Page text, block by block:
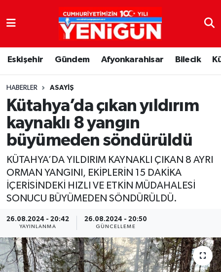
Eskişehir Gündem Afyonkarahisar Bilecik
HABERLER ASAYIŞ
Kütahya’da çıkan yıldırım
kaynaklı 8 yangın
büyümeden söndürüldü
KÜTAHYA’DA YILDIRIM KAYNAKLI ÇIKAN 8 AYRI
ORMAN YANGINI, EKİPLERİN 15 DAKİKA
İÇERİSİNDEKİ HIZLI VE ETKİN MÜDAHALESİ
SONUCU BÜYÜMEDEN SÖNDÜRÜLDÜ.
26.08.2024 - 20:42
YAYINLANMA
26.08.2024 - 20:50
GÜNCELLEME
Nöbetçi Eczaneler
Hava Durumu
Trafik Durumu
Süper Lig Puan Durumu ve Fikstür
Tüm Manşetler
Son Dakika Haberleri
Haber Arşivi